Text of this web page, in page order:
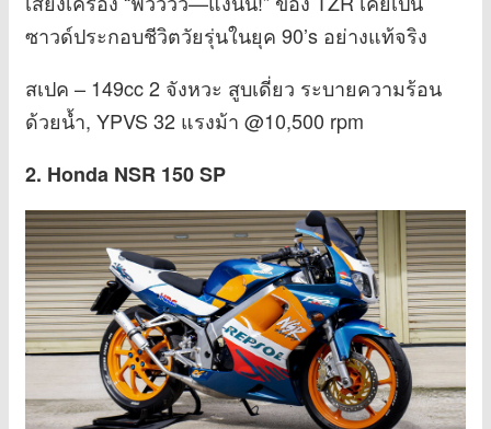
ซาวด์ประกอบชีวิตวัยรุ่นในยุค 90’s อย่างแท้จริง
สเปค – 149cc 2 จังหวะ สูบเดี่ยว ระบายความร้อน
ด้วยน้ำ, YPVS 32 แรงม้า @10,500 rpm
2. Honda NSR 150 SP